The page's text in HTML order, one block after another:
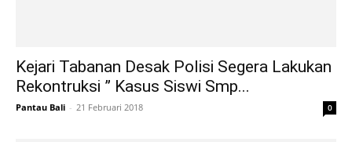
Kejari Tabanan Desak Polisi Segera Lakukan
Rekontruksi ” Kasus Siswi Smp...
Pantau Bali - 21 Februari 2018 0